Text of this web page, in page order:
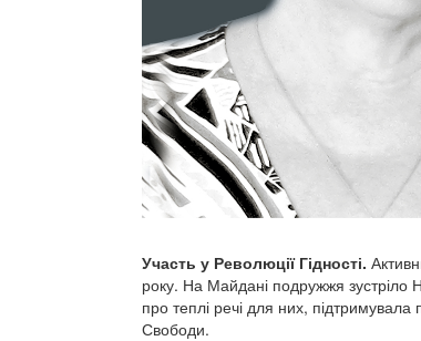
Участь у Революції Гідності.
року. На Майдані подружжя зустріло
про теплі речі для них,
Свободи.